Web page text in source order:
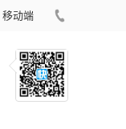
移动端